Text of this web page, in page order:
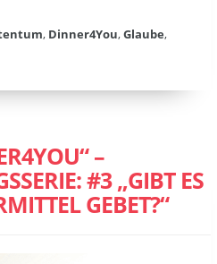
, Dinner4You,Glaube,
–
#3 „GIBT ES
GEBET?“